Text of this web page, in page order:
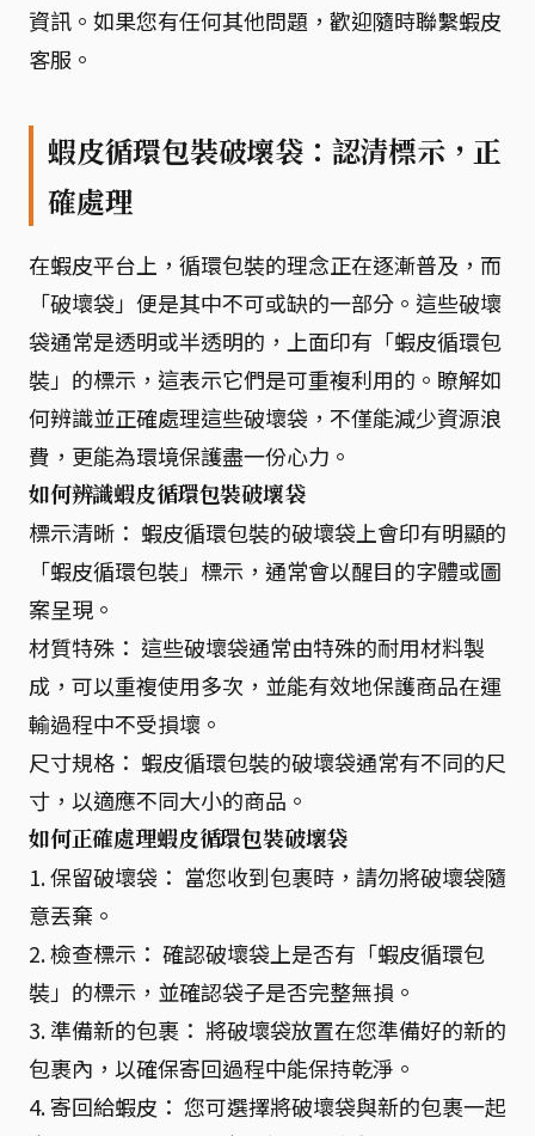
資訊。如果您有任何其他問題，歡迎隨時聯繫蝦皮
客服。
蝦皮循環包裝破壞袋：認清標示，正
確處理
在蝦皮平台上，循環包裝的理念正在逐漸普及，而
「破壞袋」便是其中不可或缺的一部分。這些破壞
袋通常是透明或半透明的，上面印有「蝦皮循環包
裝」的標示，這表示它們是可重複利用的。瞭解如
何辨識並正確處理這些破壞袋，不僅能減少資源浪
費，更能為環境保護盡一份心力。
如何辨識蝦皮循環包裝破壞袋
標示清晰： 蝦皮循環包裝的破壞袋上會印有明顯的
「蝦皮循環包裝」標示，通常會以醒目的字體或圖
案呈現。
材質特殊： 這些破壞袋通常由特殊的耐用材料製
成，可以重複使用多次，並能有效地保護商品在運
輸過程中不受損壞。
尺寸規格： 蝦皮循環包裝的破壞袋通常有不同的尺
寸，以適應不同大小的商品。
如何正確處理蝦皮循環包裝破壞袋
1. 保留破壞袋： 當您收到包裹時，請勿將破壞袋隨
意丟棄。
2. 檢查標示： 確認破壞袋上是否有「蝦皮循環包
裝」的標示，並確認袋子是否完整無損。
3. 準備新的包裹： 將破壞袋放置在您準備好的新的
包裹內，以確保寄回過程中能保持乾淨。
4. 寄回給蝦皮： 您可選擇將破壞袋與新的包裹一起